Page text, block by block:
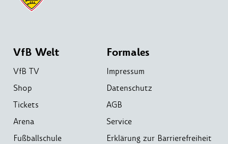
VfB Welt
VfB TV
Shop
Tickets
Arena
Fußballschule
Formales
Impressum
Datenschutz
AGB
Service
Erklärung zur Barrierefreiheit